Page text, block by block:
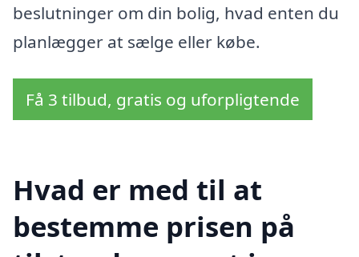
beslutninger om din bolig, hvad enten du
planlægger at sælge eller købe.
Få 3 tilbud, gratis og uforpligtende
Hvad er med til at
bestemme prisen på